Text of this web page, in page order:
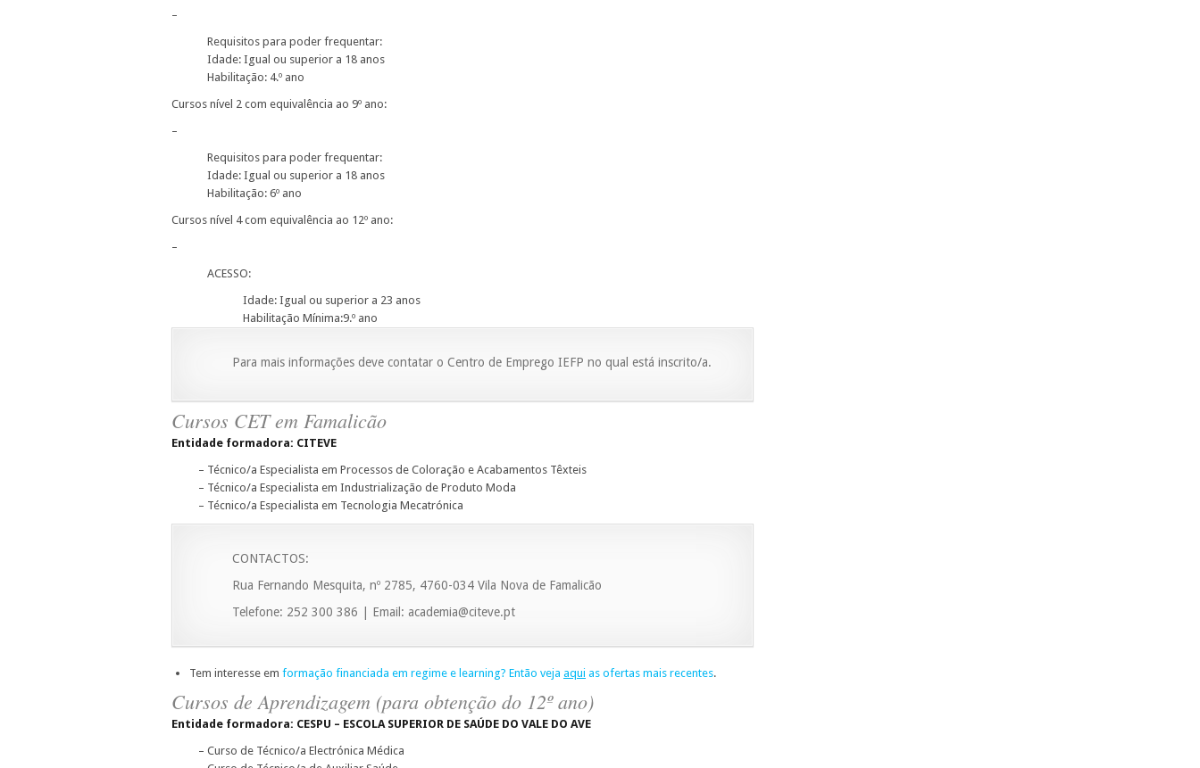
–
Requisitos para poder frequentar:
Idade: Igual ou superior a 18 anos
Habilitação: 4.º ano
Cursos nível 2 com equivalência ao 9º ano:
–
Requisitos para poder frequentar:
Idade: Igual ou superior a 18 anos
Habilitação: 6º ano
Cursos nível 4 com equivalência ao 12º ano:
–
ACESSO:
Idade: Igual ou superior a 23 anos
Habilitação Mínima:9.º ano
Para mais informações deve contatar o Centro de Emprego IEFP no qual está inscrito/a.
Cursos CET em Famalicão
Entidade formadora: CITEVE
– Técnico/a Especialista em Processos de Coloração e Acabamentos Têxteis
– Técnico/a Especialista em Industrialização de Produto Moda
– Técnico/a Especialista em Tecnologia Mecatrónica
CONTACTOS:
Rua Fernando Mesquita, nº 2785, 4760-034 Vila Nova de Famalicão
Telefone: 252 300 386 | Email: academia@citeve.pt
Tem interesse em formação financiada em regime e learning? Então veja aqui as ofertas mais recentes.
Cursos de Aprendizagem (para obtenção do 12º ano)
Entidade formadora: CESPU – ESCOLA SUPERIOR DE SAÚDE DO VALE DO AVE
– Curso de Técnico/a Electrónica Médica